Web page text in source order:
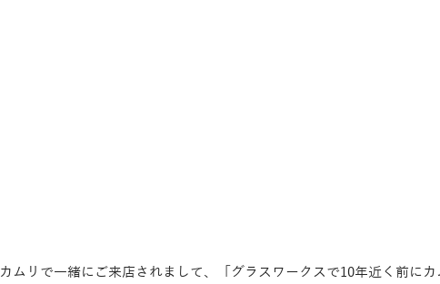
ムリで一緒にご来店されまして、「グラスワークスで10年近く前にカ